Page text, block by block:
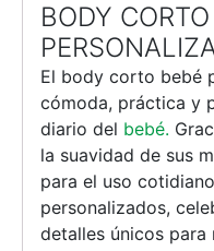
BODY
El body corto bebé
cómoda, práctica y
diario del bebé.
la suavidad de sus
para el uso
personalizados,
detalles únicos para